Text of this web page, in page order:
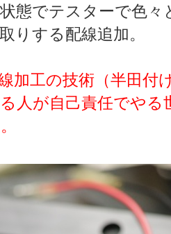
態でテスターで色々
りする配線追加。
加工の技術（半田付
人が自己責任でやる